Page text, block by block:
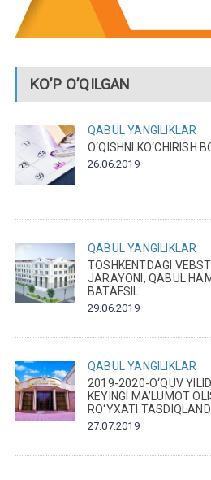
KO’P O’QILGAN
QABUL
YANGILIKLAR
O‘QISHNI KO‘CHIRISH
26.06.2019
QABUL
YANGILIKLAR
TOSHKENTDAGI
JARAYONI, QABUL
BATAFSIL
29.06.2019
QABUL
YANGILIKLAR
2019-2020-O‘QUV
KEYINGI MA’LUMOT
RO‘YXATI TASDIQLANDI
27.07.2019